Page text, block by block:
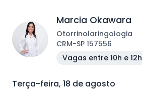
Marcia Okawara
Otorrinolaringologia
CRM-SP 157556
Vagas entre 10h e 12h
Terça-feira, 18 de agosto